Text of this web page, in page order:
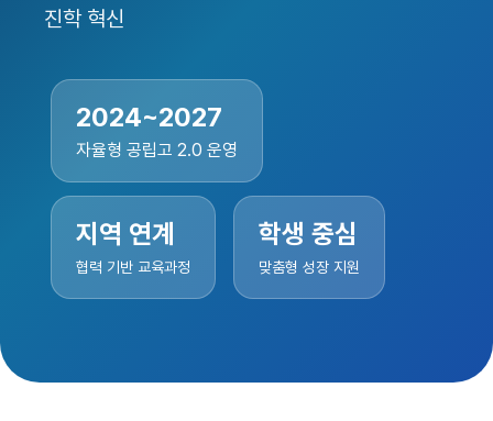
진학 혁신
2024~2027
자율형 공립고 2.0 운영
지역 연계
협력 기반 교육과정
학생 중심
맞춤형 성장 지원